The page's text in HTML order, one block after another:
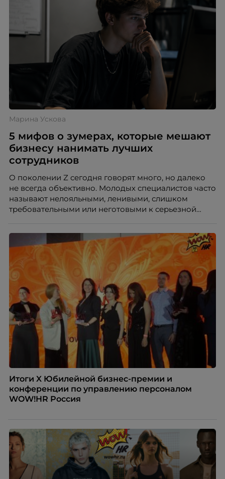
Марина Ускова
5 мифов о зумерах, которые мешают
бизнесу нанимать лучших
сотрудников
О поколении Z сегодня говорят много, но далеко
не всегда объективно. Молодых специалистов часто
называют нелояльными, ленивыми, слишком
требовательными или неготовыми к серьезной
кадровых ошибок. В этой статье Марина Ускова,
руководитель отдела подбора персонала
рекрутинговой компании, разбирает самые
распространенные мифы о зумерах и объясняет,
почему устаревшие представления мешают
бизнесу находить и удерживать сильных
сотрудников.
Итоги X Юбилейной бизнес-премии и
конференции по управлению персоналом
WOW!HR Россия